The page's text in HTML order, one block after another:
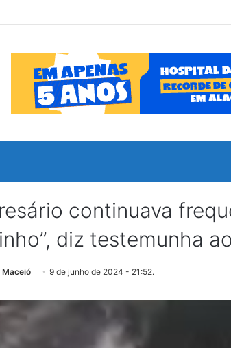
continuava
diz testemunha
9 de junho de 2024 - 21:52.